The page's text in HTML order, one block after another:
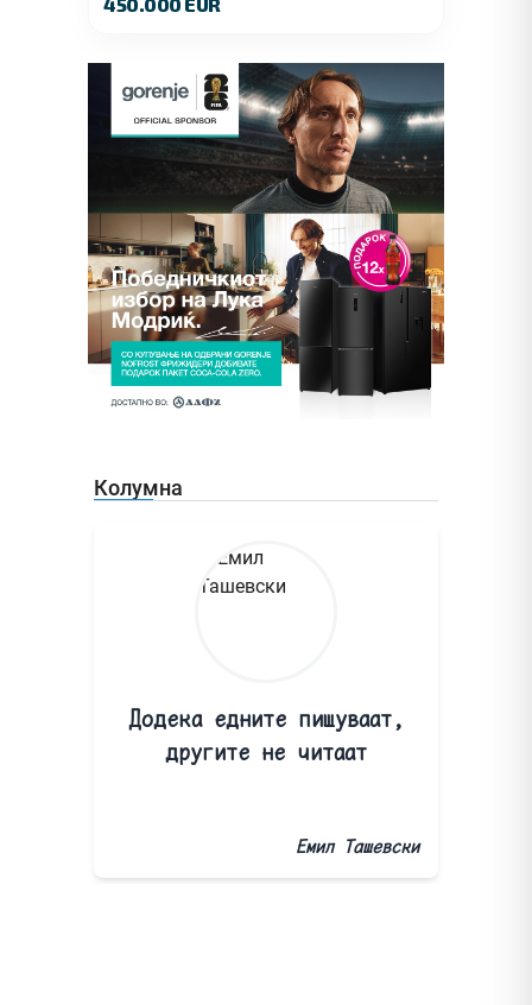
Колумна
Додека едните пишуваат,
другите не читаат
Емил Ташевски